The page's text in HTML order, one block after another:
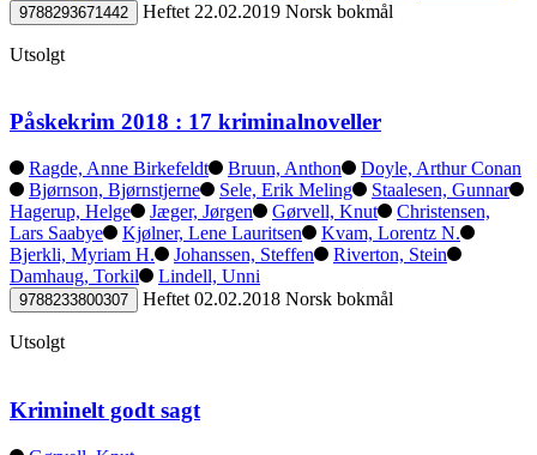
9788293671442 Heftet 22.02.2019 Norsk bokmål
Utsolgt
Påskekrim 2018 : 17 kriminalnoveller
Ragde, Anne Birkefeldt Bruun, Anthon
Doyle, Arthur Conan
Bjørnson, Bjørnstjerne
Sele, Erik Meling
Staalesen, Gunnar
Hagerup, Helge
Jæger, Jørgen Gørvell, Knut
Christensen,
Lars Saabye
Kjølner, Lene Lauritsen
Kvam, Lorentz N.
Bjerkli, Myriam H.
Johanssen, Steffen
Riverton, Stein
Damhaug, Torkil
Lindell, Unni
9788233800307 Heftet 02.02.2018 Norsk bokmål
Utsolgt
Kriminelt godt sagt